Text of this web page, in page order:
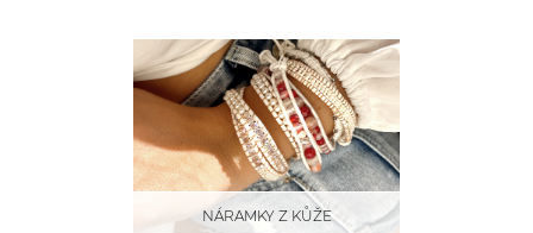
NÁRAMKY Z KŮŽE